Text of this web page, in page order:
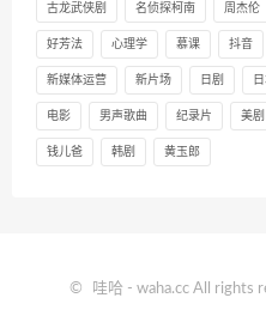
古龙武侠剧 名侦探柯南 周杰伦
好芳法 心理学 慕课 抖音
新媒体运营 新片场 日剧
电影 男声歌曲 纪录片 美剧
钱儿爸 韩剧 黄玉郎
© 哇哈 - waha.cc All rights